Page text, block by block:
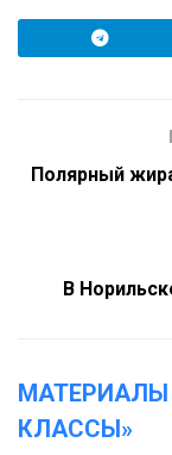
Полярный
В
МАТЕРИАЛЫ
КЛАССЫ»